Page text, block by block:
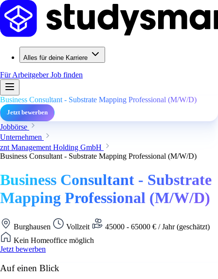
Alles für deine Karriere
Für ArbeitgeberJob finden
Business Consultant - Substrate Mapping Professional (M/W/D)
Jetzt bewerben
Jobbörse
Unternehmen
znt Management Holding GmbH
Business Consultant - Substrate Mapping Professional (M/W/D)
Business Consultant - Substrate
Mapping Professional (M/W/D)
Burghausen Vollzeit
45000 - 65000 € / Jahr (geschätzt)
Kein Homeoffice möglich
Jetzt bewerben
Auf einen Blick